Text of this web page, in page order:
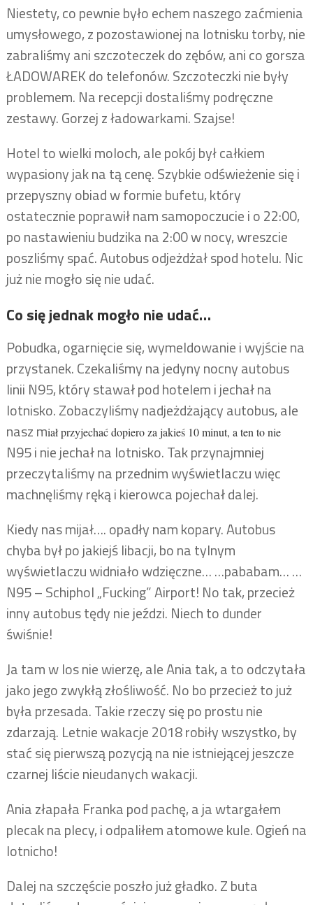
Niestety, co pewnie było echem naszego zaćmienia
umysłowego, z pozostawionej na lotnisku torby, nie
zabraliśmy ani szczoteczek do zębów, ani co gorsza
ŁADOWAREK do telefonów. Szczoteczki nie były
problemem. Na recepcji dostaliśmy podręczne
zestawy. Gorzej z ładowarkami. Szajse!
Hotel to wielki moloch, ale pokój był całkiem
wypasiony jak na tą cenę. Szybkie odświeżenie się i
przepyszny obiad w formie bufetu, który
ostatecznie poprawił nam samopoczucie i o 22:00,
po nastawieniu budzika na 2:00 w nocy, wreszcie
poszliśmy spać. Autobus odjeżdżał spod hotelu. Nic
już nie mogło się nie udać.
Co się jednak mogło nie udać…
Pobudka, ogarnięcie się, wymeldowanie i wyjście na
przystanek. Czekaliśmy na jedyny nocny autobus
linii N95, który stawał pod hotelem i jechał na
lotnisko. Zobaczyliśmy nadjeżdżający autobus, ale
nasz miał przyjechać dopiero za jakieś 10 minut, a ten to nie
N95 i nie jechał na lotnisko. Tak przynajmniej
przeczytaliśmy na przednim wyświetlaczu więc
machnęliśmy ręką i kierowca pojechał dalej.
Kiedy nas mijał…. opadły nam kopary. Autobus
chyba był po jakiejś libacji, bo na tylnym
wyświetlaczu widniało wdzięczne… …pababam… …
N95 – Schiphol „Fucking” Airport! No tak, przecież
inny autobus tędy nie jeździ. Niech to dunder
świśnie!
Ja tam w los nie wierzę, ale Ania tak, a to odczytała
jako jego zwykłą złośliwość. No bo przecież to już
była przesada. Takie rzeczy się po prostu nie
zdarzają. Letnie wakacje 2018 robiły wszystko, by
stać się pierwszą pozycją na nie istniejącej jeszcze
czarnej liście nieudanych wakacji.
Ania złapała Franka pod pachę, a ja wtargałem
plecak na plecy, i odpaliłem atomowe kule. Ogień na
lotnicho!
Dalej na szczęście poszło już gładko. Z buta